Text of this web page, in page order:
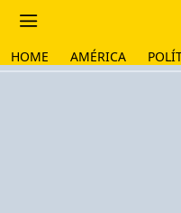
HOME AMÉRICA